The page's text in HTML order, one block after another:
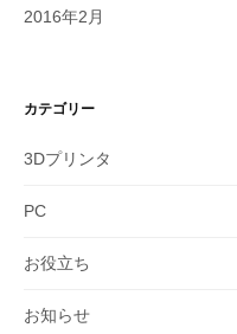
2016年2月
カテゴリー
3Dプリンタ
PC
お役立ち
お知らせ